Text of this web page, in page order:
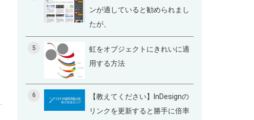
ンが適していると勧められまし
たが、
5
虹をオブジェクトにきれいに適
用する方法
6
【教えてください】InDesignの
リンクを更新すると勝手に倍率